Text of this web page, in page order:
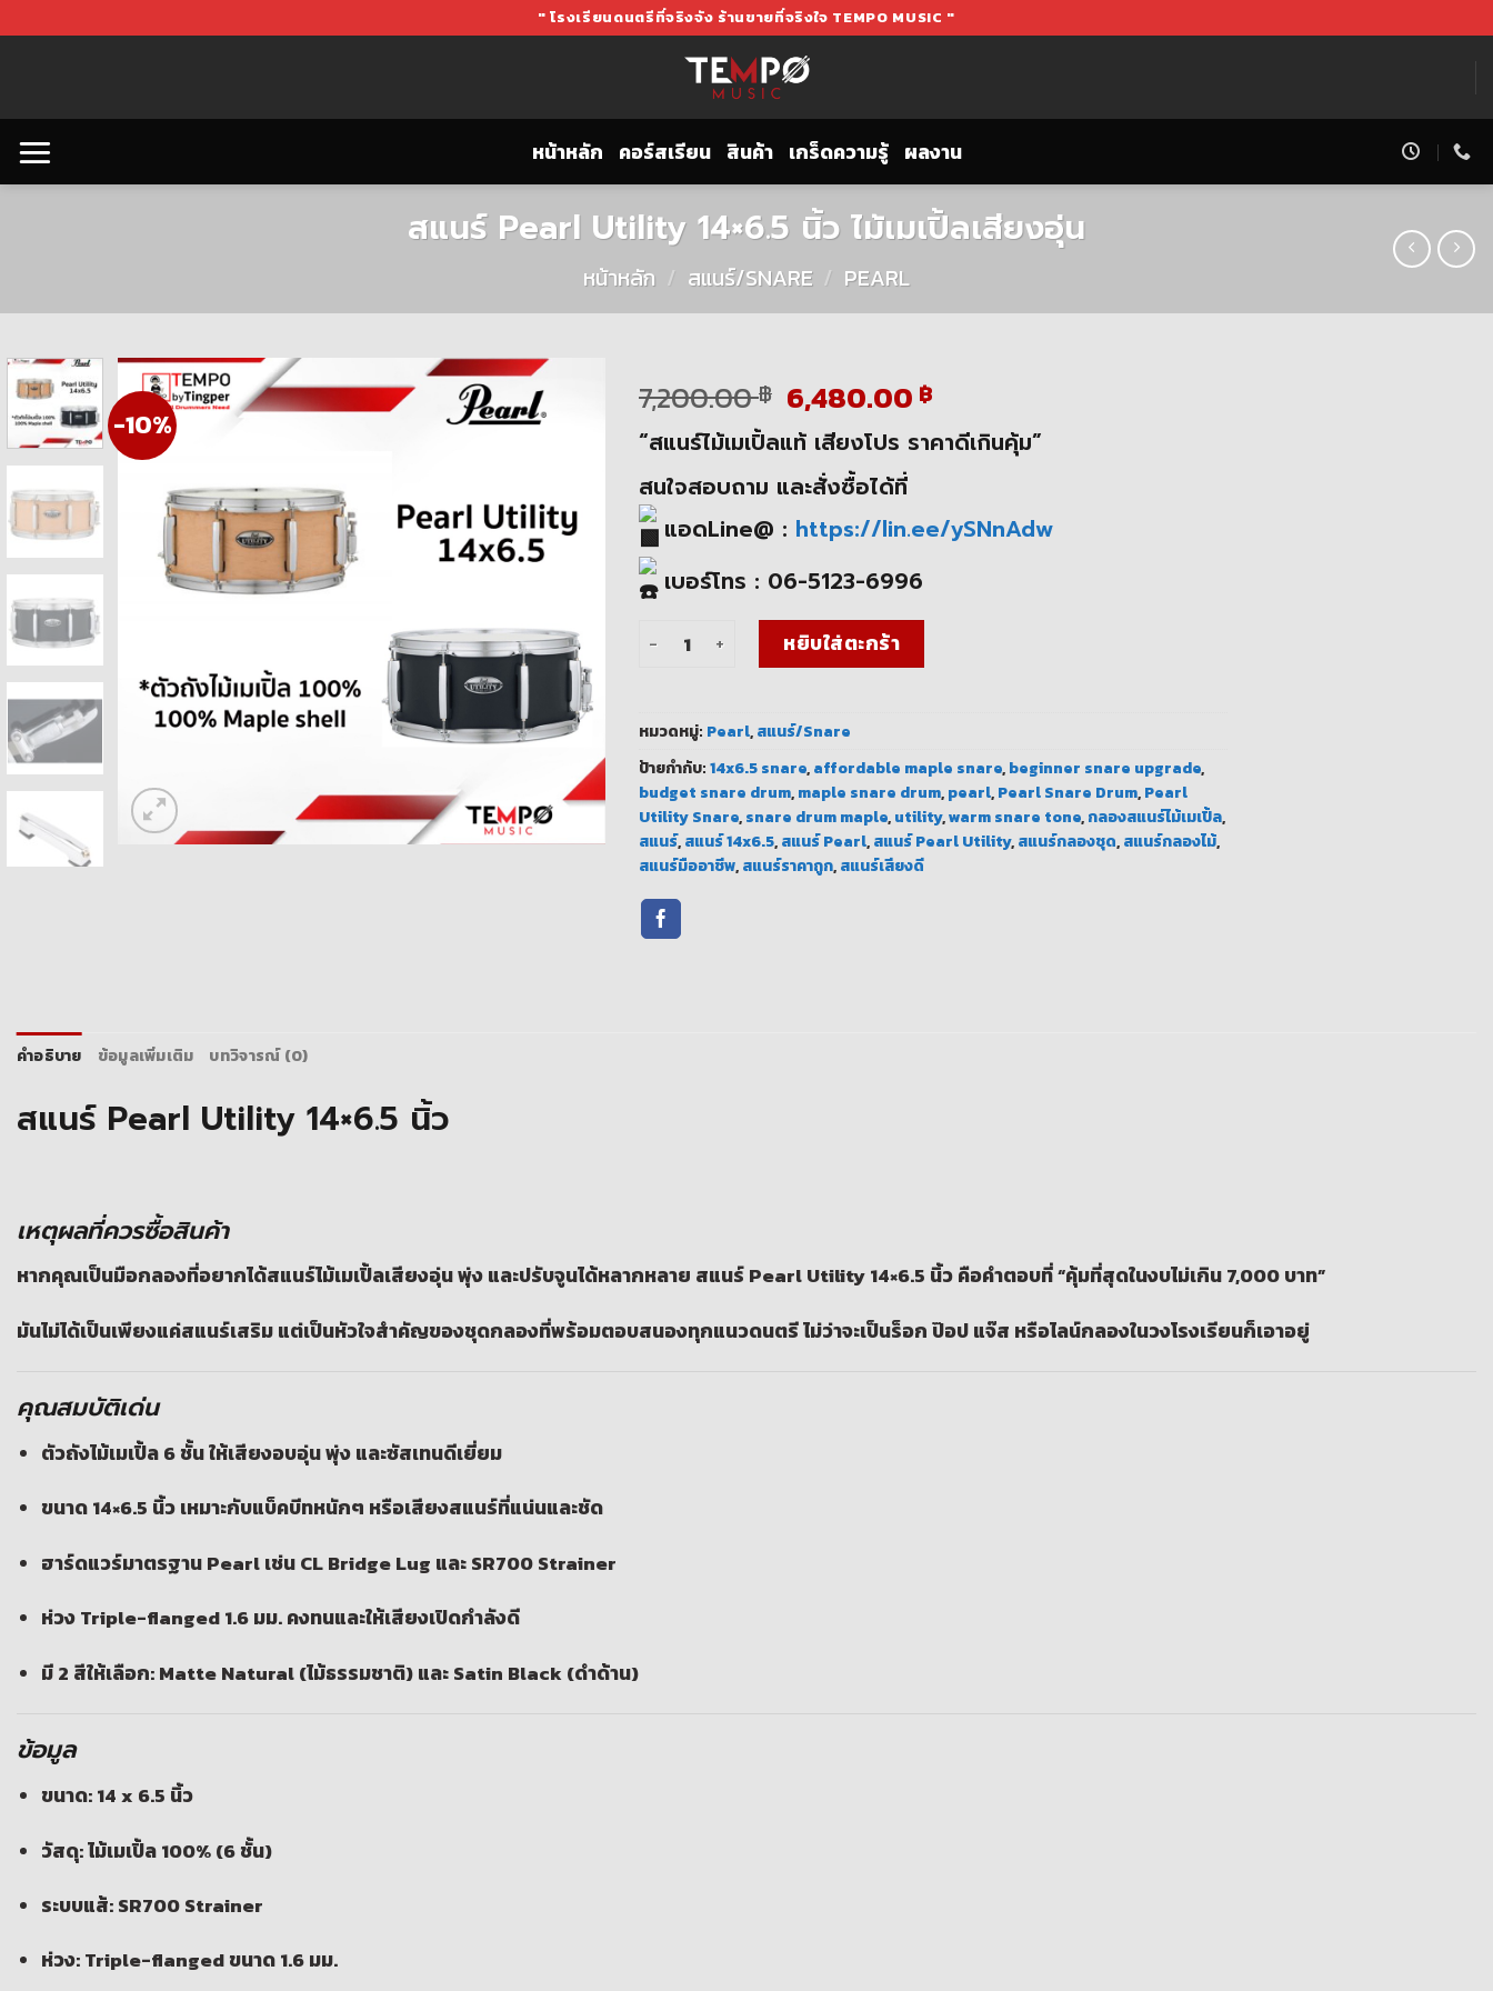
to
" โรงเรียนดนตรีที่จริงจัง ร้านขายที่จริงใจ TEMPO MUSIC "
หน้าหลัก คอร์สเรียน สินค้า เกร็ดความรู้ ผลงาน
สแนร์ Pearl Utility 14×6.5 นิ้ว ไม้เมเปิ้ลเสียงอุ่น
หน้าหลัก / สแนร์/SNARE / PEARL
-10%
7,200.00฿ Original
price
was:
7,200.00 ฿.
6,480.00 ฿Current
price
is:
“สแนร์ไม้เมเปิ้ลแท้ เสียงโปร ราคาดีเกินคุ้ม”
สนใจสอบถาม และสั่งซื้อได้ที่
แอดLine@ : https://lin.ee/ySNnAdw
เบอร์โทร : 06-5123-6996
จำนวน สแนร์ Pearl Utility 14x6.5 นิ้ว ไม้เมเปิ้ลเสียงอุ่น ชิ้น
หยิบใส่ตะกร้า
หมวดหมู่: Pearl, สแนร์/Snare
ป้ายกำกับ: 14x6.5 snare, affordable maple snare, beginner snare upgrade,
budget snare drum, maple snare drum, pearl, Pearl Snare Drum, Pearl
Utility Snare, snare drum maple, utility,warm snare tone, กลองสแนร์ไม้เมเปิ้ล,
สแนร์, สแนร์ 14x6.5, สแนร์ Pearl, สแนร์ Pearl Utility, สแนร์กลองชุด, สแนร์กลองไม้,
สแนร์มืออาชีพ, สแนร์ราคาถูก, สแนร์เสียงดี
คำอธิบาย ข้อมูลเพิ่มเติม บทวิจารณ์ (0)
สแนร์ Pearl Utility 14×6.5 นิ้ว
เหตุผลที่ควรซื้อสินค้า
หากคุณเป็นมือกลองที่อยากได้สแนร์ไม้เมเปิ้ลเสียงอุ่น พุ่ง และปรับจูนได้หลากหลาย สแนร์ Pearl Utility 14×6.5 นิ้วคือคำตอบที่ “คุ้มที่สุดในงบไม่เกิน 7,000 บาท”
มันไม่ได้เป็นเพียงแค่สแนร์เสริม แต่เป็นหัวใจสำคัญของชุดกลองที่พร้อมตอบสนองทุกแนวดนตรี ไม่ว่าจะเป็นร็อก ป๊อป แจ๊ส หรือไลน์กลองในวงโรงเรียนก็เอาอยู่
คุณสมบัติเด่น
ตัวถังไม้เมเปิ้ล 6 ชั้น ให้เสียงอบอุ่น พุ่ง และซัสเทนดีเยี่ยม
ขนาด 14×6.5 นิ้ว เหมาะกับแบ็คบีทหนักๆ หรือเสียงสแนร์ที่แน่นและชัด
ฮาร์ดแวร์มาตรฐาน Pearl เช่น CL Bridge Lug และ SR700 Strainer
ห่วง Triple-flanged 1.6 มม. คงทนและให้เสียงเปิดกำลังดี
มี 2 สีให้เลือก: Matte Natural (ไม้ธรรมชาติ) และ Satin Black (ดำด้าน)
ข้อมูล
ขนาด: 14 x 6.5 นิ้ว
วัสดุ: ไม้เมเปิ้ล 100% (6 ชั้น)
ระบบแส้: SR700 Strainer
ห่วง: Triple-flanged ขนาด 1.6 มม.